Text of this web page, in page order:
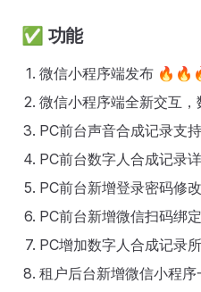
✅ 功能
微信小程序端发布
微信小程序端全新交互
PC前台声音合成记录支
PC前台数字人合成记录
PC前台新增登录密码修
PC前台新增微信扫码绑
PC增加数字人合成记录
租户后台新增微信小程序